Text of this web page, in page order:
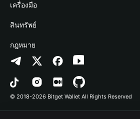
ข่าวสารด้านคริปโต
ศูนย์ช่วยเหลือ
ติดต่อเรา
ทรัพยากรข้อมูลของแบรนด์
อาชีพ
Payfi Crypto
Crypto Swap API
Altcoin Season Index
Prediction Markets
DApp
เชื่อมต่อ Wallet
Bitget Wallet Pay
ลิสต์โปรเจกต์
Protection Fund
เทคโนโลยีความปลอดภัย
เครื่องมือ
ซื้อคริปโต
การตรวจจับการอนุญาต
การตรวจจับสัญญา
การโอนเป็นชุด
สินทรัพย์
Arbitrum
Avalanche
Bitcoin
กฎหมาย
นโยบายความเป็นส่วนตัว
ข้อตกลงในการใช้บริการ
© 2018-2026 Bitget Wallet All Rights Reserved